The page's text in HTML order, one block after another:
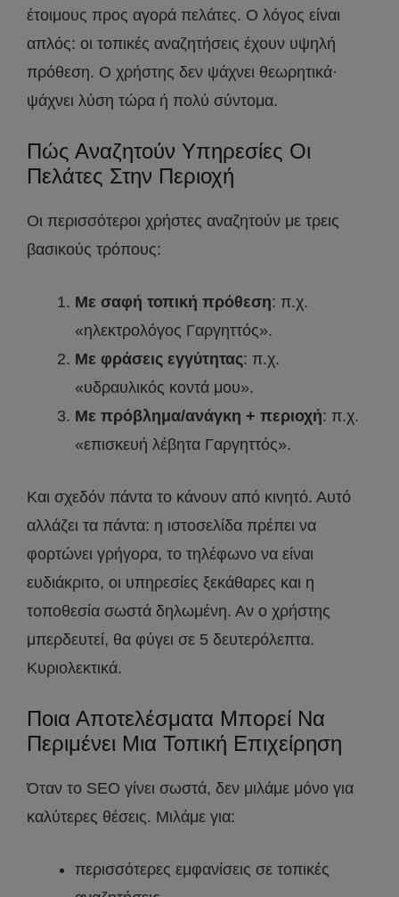
έτοιμους προς αγορά πελάτες. Ο λόγος είναι
απλός: οι τοπικές αναζητήσεις έχουν υψηλή
πρόθεση. Ο χρήστης δεν ψάχνει θεωρητικά·
ψάχνει λύση τώρα ή πολύ σύντομα.
Πώς Αναζητούν Υπηρεσίες Οι
Πελάτες Στην Περιοχή
Οι περισσότεροι χρήστες αναζητούν με τρεις
βασικούς τρόπους:
Με σαφή τοπική πρόθεση: π.χ.
«ηλεκτρολόγος Γαργηττός».
Με φράσεις εγγύτητας: π.χ.
«υδραυλικός κοντά μου».
Με πρόβλημα/ανάγκη + περιοχή: π.χ.
«επισκευή λέβητα Γαργηττός».
Και σχεδόν πάντα το κάνουν από κινητό. Αυτό
αλλάζει τα πάντα: η ιστοσελίδα πρέπει να
φορτώνει γρήγορα, το τηλέφωνο να είναι
ευδιάκριτο, οι υπηρεσίες ξεκάθαρες και η
τοποθεσία σωστά δηλωμένη. Αν ο χρήστης
μπερδευτεί, θα φύγει σε 5 δευτερόλεπτα.
Κυριολεκτικά.
Ποια Αποτελέσματα Μπορεί Να
Περιμένει Μια Τοπική Επιχείρηση
Όταν το SEO γίνει σωστά, δεν μιλάμε μόνο για
καλύτερες θέσεις. Μιλάμε για:
περισσότερες εμφανίσεις σε τοπικές